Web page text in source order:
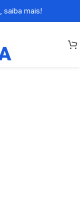
saiba mais!